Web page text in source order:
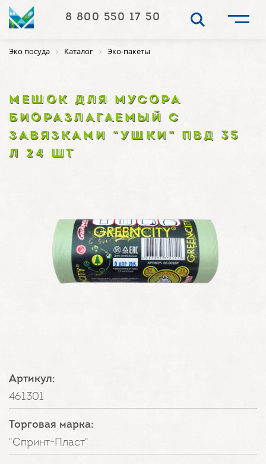
8 800 550 17 50
Эко посуда Каталог Эко-пакеты
МЕШОК ДЛЯ МУСОРА
БИОРАЗЛАГАЕМЫЙ С
ЗАВЯЗКАМИ "УШКИ" ПВД 35
Л 24 ШТ
Артикул:
461301
Торговая марка:
"Спринт-Пласт"